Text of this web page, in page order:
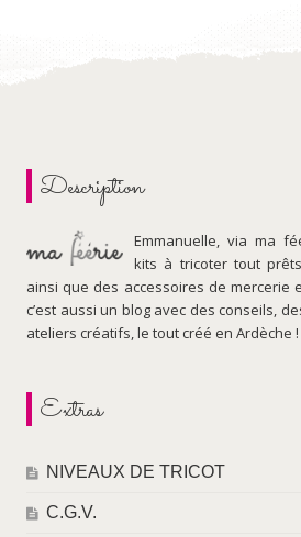
Description
Emmanuelle, via ma
kits à tricoter tout
ainsi que des accessoires de mercerie
c’est aussi un blog avec des conseils,
ateliers créatifs, le tout créé en Ardèche !
Extras
NIVEAUX DE TRICOT
C.G.V.